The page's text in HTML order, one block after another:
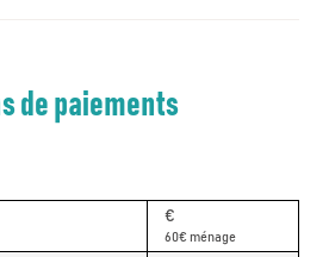
de paiements
€
60€ ménage